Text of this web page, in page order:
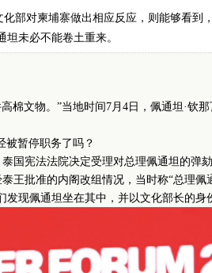
部对柬埔寨做出相应反应，则能够看到
未必不能卷土重来。
棉文物。”当地时间7月4日，佩通坦·钦
暂停职务了吗？
宪法法院决定受理对总理佩通坦的弹
王批准的内阁改组情况，当时称“总理佩
现佩通坦坐在其中，并以文化部长的身